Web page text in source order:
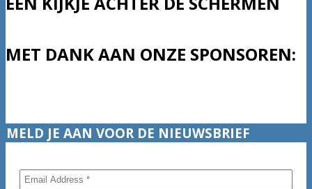
MET DANK AAN ONZE SPONSOREN:
12-
30
MELD JE AAN VOOR DE NIEUWSBRIEF